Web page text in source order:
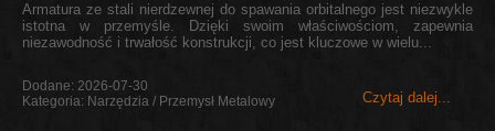
Armatura ze stali nierdzewnej do spawania orbitalnego jest niezwykle
istotna w przemyśle. Dzięki swoim właściwościom, zapewnia
niezawodność i trwałość konstrukcji, co jest kluczowe w wielu...
Czytaj dalej...
Dodane: 2026-07-30
Kategoria: Narzędzia / Przemysł Metalowy